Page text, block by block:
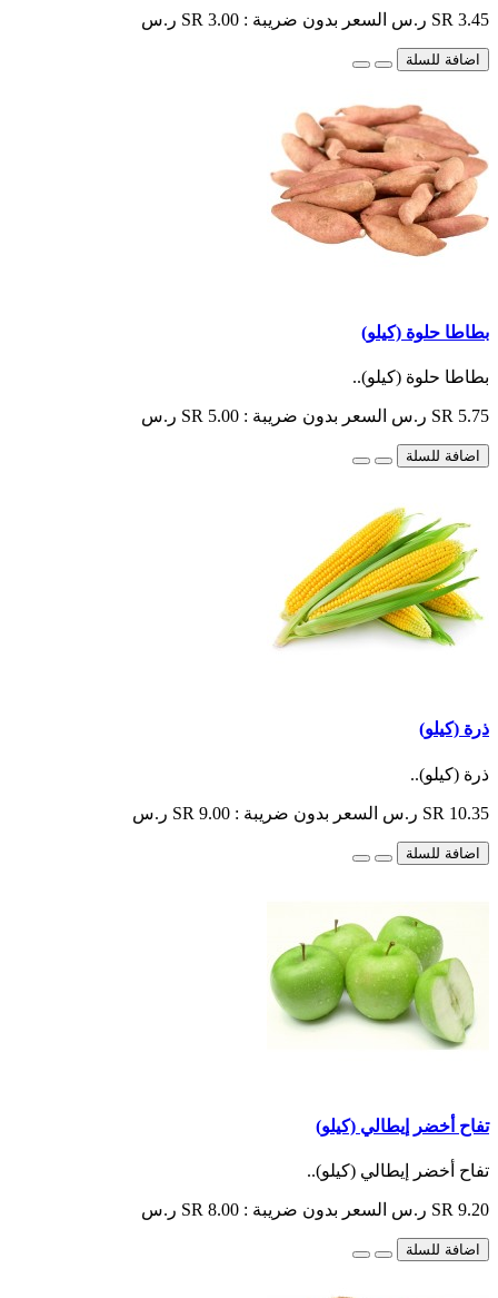
SR 3.45 ر.س السعر بدون ضريبة : SR 3.00 ر.س
اضافة للسلة
بطاطا حلوة (كيلو)
بطاطا حلوة (كيلو)..
SR 5.75 ر.س السعر بدون ضريبة : SR 5.00 ر.س
اضافة للسلة
ذرة (كيلو)
ذرة (كيلو)..
SR 10.35 ر.س السعر بدون ضريبة : SR 9.00 ر.س
اضافة للسلة
تفاح أخضر إيطالي (كيلو)
تفاح أخضر إيطالي (كيلو)..
SR 9.20 ر.س السعر بدون ضريبة : SR 8.00 ر.س
اضافة للسلة